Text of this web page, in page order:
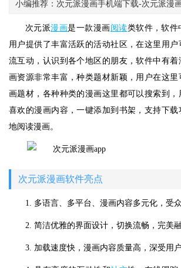
小编推荐：次元派漫画手机端下载-次元派漫
次元派漫画是一款漫画 阅读类软件，软件
用户提供了丰富活跃的活动社区，在这里用
流互动，认识到各个地区的朋友，软件中有着
画资源非常丰富，种类题材新颖，用户在这
画题材，各种种类的漫画这里都可以搜索到，
喜欢的漫画内容，一键添加到书架，支持下
地阅读漫画。
次元派漫画软件亮点
1. 多语言、多平台、漫画内容多元化，受
2. 简洁优雅的界面设计，切换流畅，完美
3. 加载速度快，漫画内容质量高，深受用户